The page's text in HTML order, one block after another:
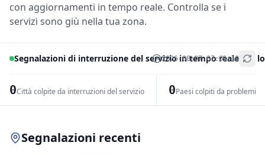
con aggiornamenti in tempo reale. Controlla se i
servizi sono giù nella tua zona.
Segnalazioni di interruzione del servizio in tempo reale per
2026-08-07 07:09:10
0Città colpite da interruzioni del servizio 0Paesi colpiti da problemi
+
Segnalazioni recenti